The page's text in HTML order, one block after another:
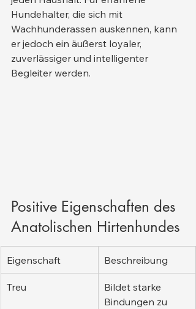
Hundehalter, die sich mit
Wachhunderassen auskennen, kann
er jedoch ein äußerst loyaler,
zuverlässiger und intelligenter
Begleiter werden.
Positive Eigenschaften des
Anatolischen Hirtenhundes
Eigenschaft Beschreibung
Treu
Bildet starke
Bindungen zu